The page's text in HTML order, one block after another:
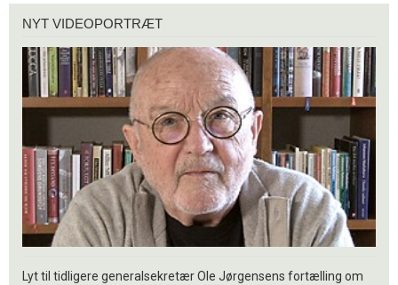
videoportræt
NYT VIDEOPORTRÆT
Lyt til tidligere generalsekretær Ole Jørgensens fortælling om